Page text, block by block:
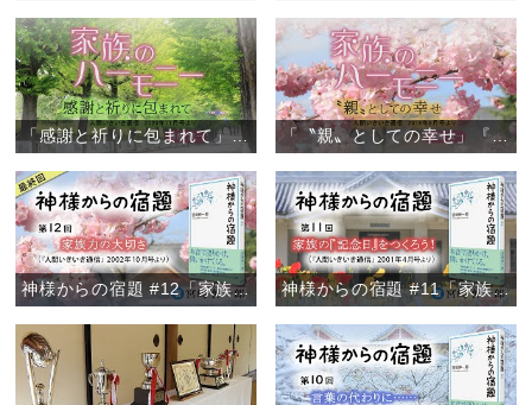
「感謝と祈りに包まれて」『家族のハーモニー』（2） 「〝親〟としての幸せ」『家族のハーモニー』（1）
神様からの宿題 #12「家族力の大切さ」 神様からの宿題 #11「家族の『記念日』をつくろう！」